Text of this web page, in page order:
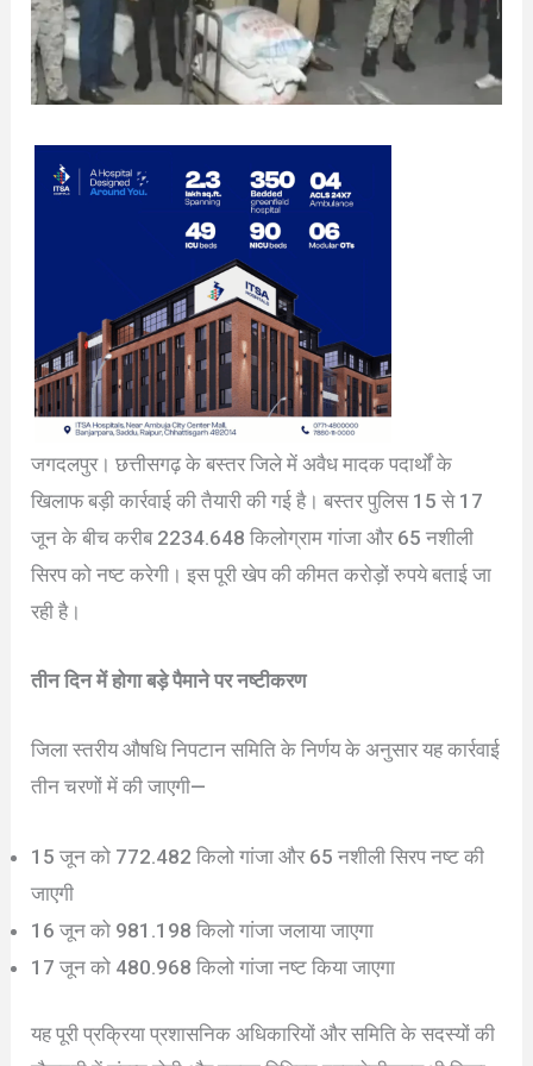
जगदलपुर। छत्तीसगढ़ के बस्तर जिले में अवैध मादक पदार्थों के
खिलाफ बड़ी कार्रवाई की तैयारी की गई है। बस्तर पुलिस 15 से 17
जून के बीच करीब 2234.648 किलोग्राम गांजा और 65 नशीली
सिरप को नष्ट करेगी। इस पूरी खेप की कीमत करोड़ों रुपये बताई जा
रही है।
तीन दिन में होगा बड़े पैमाने पर नष्टीकरण
जिला स्तरीय औषधि निपटान समिति के निर्णय के अनुसार यह कार्रवाई
तीन चरणों में की जाएगी—
15 जून को 772.482 किलो गांजा और 65 नशीली सिरप नष्ट की
जाएगी
16 जून को 981.198 किलो गांजा जलाया जाएगा
17 जून को 480.968 किलो गांजा नष्ट किया जाएगा
यह पूरी प्रक्रिया प्रशासनिक अधिकारियों और समिति के सदस्यों की